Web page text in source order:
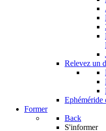
Relevez un
Ephéméride
Former
Back
S'informer